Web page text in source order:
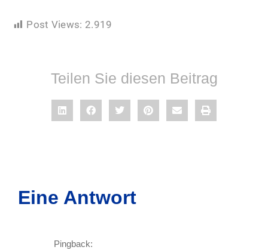
Post Views: 2.919
Teilen Sie diesen Beitrag
Eine Antwort
Pingback: